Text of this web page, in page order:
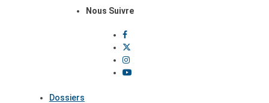
Nous Suivre
Dossiers